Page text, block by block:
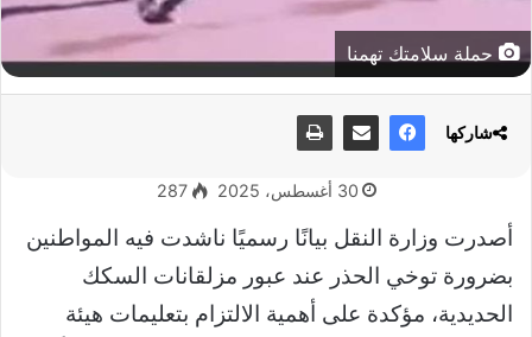
حملة سلامتك تهمنا
30 أغسطس، 2025 287
أصدرت وزارة النقل بيانًا رسميًا ناشدت فيه المواطنين
بضرورة توخي الحذر عند عبور مزلقانات السكك
الحديدية، مؤكدة على أهمية الالتزام بتعليمات هيئة
شاركها